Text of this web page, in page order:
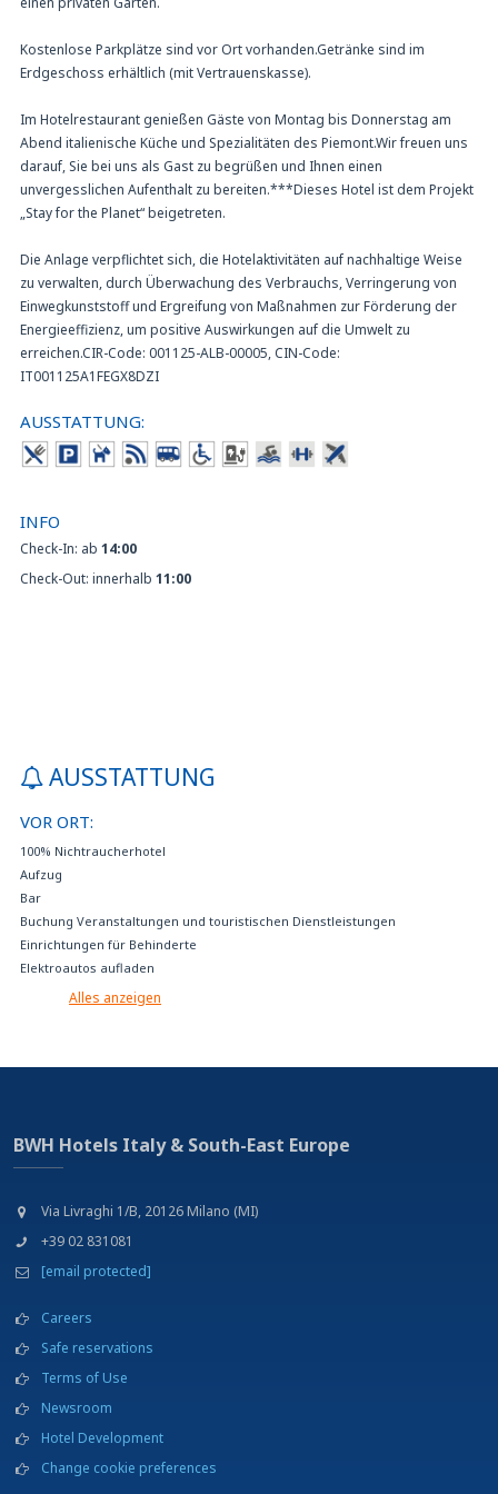
Kostenlose Parkplätze sind vor Ort vorhanden.Getränke sind im
Erdgeschoss erhältlich (mit Vertrauenskasse).
Im Hotelrestaurant genießen Gäste von Montag bis Donnerstag am
Abend italienische Küche und Spezialitäten des Piemont.Wir freuen uns
darauf, Sie bei uns als Gast zu begrüßen und Ihnen einen
unvergesslichen Aufenthalt zu bereiten.***Dieses Hotel ist dem Projekt
„Stay for the Planet“ beigetreten.
Die Anlage verpflichtet sich, die Hotelaktivitäten auf nachhaltige Weise
zu verwalten, durch Überwachung des Verbrauchs, Verringerung von
Einwegkunststoff und Ergreifung von Maßnahmen zur Förderung der
Energieeffizienz, um positive Auswirkungen auf die Umwelt zu
erreichen.CIR-Code: 001125-ALB-00005, CIN-Code:
IT001125A1FEGX8DZI
AUSSTATTUNG:
INFO
Check-In: ab 14:00
Check-Out: innerhalb 11:00
AUSSTATTUNG
VOR ORT:
100% Nichtraucherhotel
Aufzug
Bar
Buchung Veranstaltungen und touristischen Dienstleistungen
Einrichtungen für Behinderte
Elektroautos aufladen
Falls nicht im Preis inbegriffen, kann Frühstück im Hotel zum Preis von 9
Kinder bis 3 Jahre sind kostenfrei bei zwei zahlenden Erwachsenen
Kostenlose Fahrradverleih
Kostenlose Parkplätze im Freien
Kostenloser Internetzugang (Mit dem eigenen Gerät)
Kostenloses Wi-Fi Internetverbindung
Kostenpflichtiger Fax/Fotokopier Service
Nichtraucher Zimmer
Pay per view in allen Zimmern
Relax-Zone
Schalldichte Räume
Alles anzeigen
BWH Hotels Italy & South-East Europe
Via Livraghi 1/B, 20126 Milano (MI)
+39 02 831081
[email protected]
Careers
Safe reservations
Terms of Use
Newsroom
Hotel Development
Change cookie preferences